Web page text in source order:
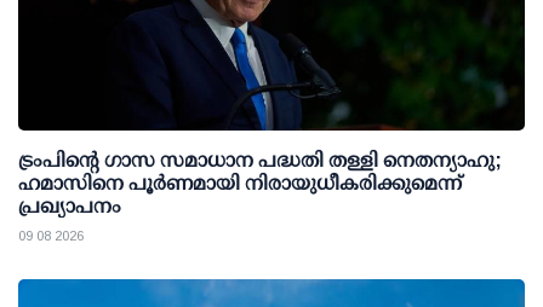
ട്രംപിന്റെ ഗാസ സമാധാന പദ്ധതി തള്ളി നെതന്യാഹു;
ഹമാസിനെ പൂര്‍ണമായി നിരായുധീകരിക്കുമെന്ന്
പ്രഖ്യാപനം
09 08 2026